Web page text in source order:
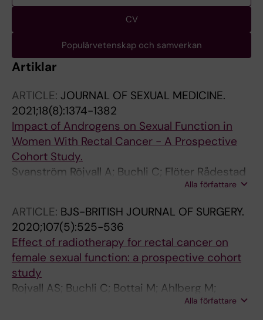
CV
Populärvetenskap och samverkan
Artiklar
ARTICLE: JOURNAL OF SEXUAL MEDICINE.
2021;18(8):1374-1382
Impact of Androgens on Sexual Function in
Women With Rectal Cancer - A Prospective
Cohort Study.
Svanström Röjvall A; Buchli C; Flöter Rådestad
Alla författare
ARTICLE: BJS-BRITISH JOURNAL OF SURGERY.
2020;107(5):525-536
Effect of radiotherapy for rectal cancer on
female sexual function: a prospective cohort
study
Rojvall AS; Buchli C; Bottai M; Ahlberg M;
Floter-Radestad A; Martling A; Segelman J
Alla författare